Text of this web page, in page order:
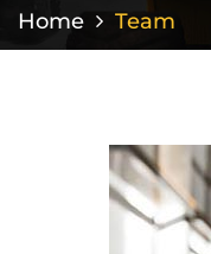
Home Team